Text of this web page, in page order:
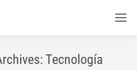
Tecnología